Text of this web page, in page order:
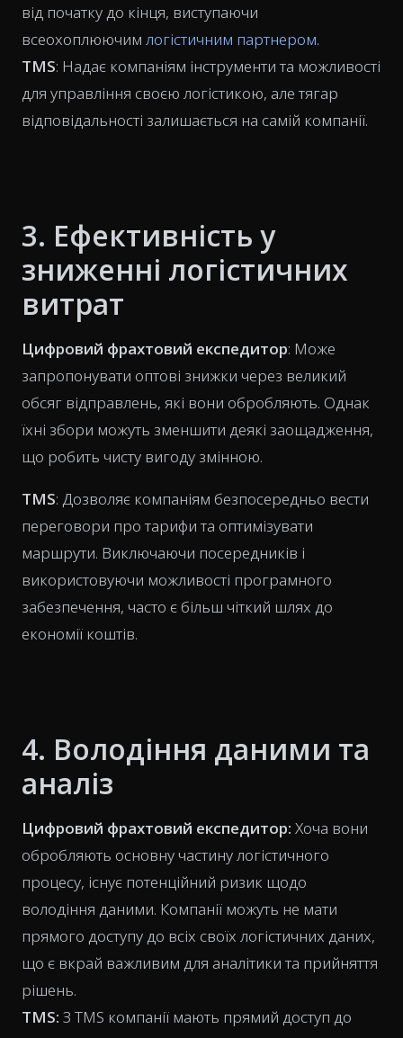
від початку до кінця, виступаючи
всеохоплюючим логістичним партнером.
TMS: Надає компаніям інструменти та можливості
для управління своєю логістикою, але тягар
відповідальності залишається на самій компанії.
3. Ефективність у
зниженні логістичних
витрат
Цифровий фрахтовий експедитор: Може
запропонувати оптові знижки через великий
обсяг відправлень, які вони обробляють. Однак
їхні збори можуть зменшити деякі заощадження,
що робить чисту вигоду змінною.
TMS: Дозволяє компаніям безпосередньо вести
переговори про тарифи та оптимізувати
маршрути. Виключаючи посередників і
використовуючи можливості програмного
забезпечення, часто є більш чіткий шлях до
економії коштів.
4. Володіння даними та
аналіз
Цифровий фрахтовий експедитор: Хоча вони
обробляють основну частину логістичного
процесу, існує потенційний ризик щодо
володіння даними. Компанії можуть не мати
прямого доступу до всіх своїх логістичних даних,
що є вкрай важливим для аналітики та прийняття
рішень.
TMS: З TMS компанії мають прямий доступ до